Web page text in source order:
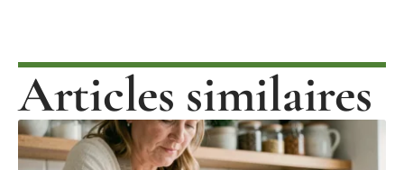
Articles similaires